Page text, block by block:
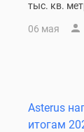
тыс. кв.
06 мая
Asterus
итогам